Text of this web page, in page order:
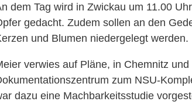
dem Tag wird in Zwickau um 11.00
gedacht. Zudem sollen an den
und Blumen niedergelegt werden.
verwies auf Pläne, in Chemnitz und
zum NSU-
dazu eine Machbarkeitsstudie